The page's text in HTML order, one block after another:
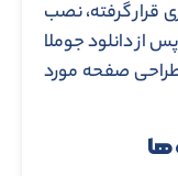
قرار گرفته، نصب
از دانلود جوملا
طراحی صفحه مورد
ها